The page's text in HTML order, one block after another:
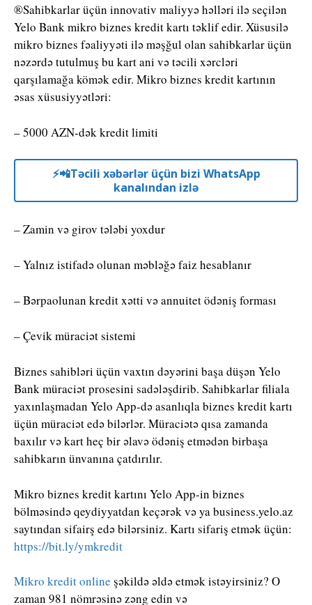
®Sahibkarlar üçün innovativ maliyyə həlləri ilə seçilən
Yelo Bank mikro biznes kredit kartı təklif edir. Xüsusilə
mikro biznes fəaliyyəti ilə məşğul olan sahibkarlar üçün
nəzərdə tutulmuş bu kart ani və təcili xərcləri
qarşılamağa kömək edir. Mikro biznes kredit kartının
əsas xüsusiyyətləri:
– 5000 AZN-dək kredit limiti
⚡️📲Təcili xəbərlər üçün bizi WhatsApp
kanalından izlə
– Zamin və girov tələbi yoxdur
– Yalnız istifadə olunan məbləğə faiz hesablanır
– Bərpaolunan kredit xətti və annuitet ödəniş forması
– Çevik müraciət sistemi
Biznes sahibləri üçün vaxtın dəyərini başa düşən Yelo
Bank müraciət prosesini sadələşdirib. Sahibkarlar filiala
yaxınlaşmadan Yelo App-də asanlıqla biznes kredit kartı
üçün müraciət edə bilərlər. Müraciətə qısa zamanda
baxılır və kart heç bir əlavə ödəniş etmədən birbaşa
sahibkarın ünvanına çatdırılır.
Mikro biznes kredit kartını Yelo App-in biznes
bölməsində qeydiyyatdan keçərək və ya business.yelo.az
saytından sifairş edə bilərsiniz. Kartı sifariş etmək üçün:
https://bit.ly/ymkredit
Mikro kredit online şəkildə əldə etmək istəyirsiniz? O
zaman 981 nömrəsinə zəng edin və